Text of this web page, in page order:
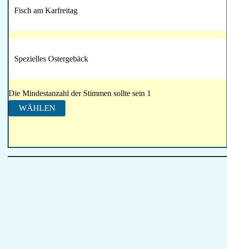
Fisch am Karfreitag
Spezielles Ostergebäck
Die Mindestanzahl der Stimmen sollte sein 1